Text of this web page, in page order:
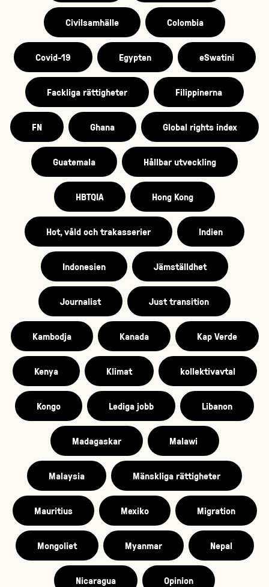
Civilsamhälle Colombia
Covid-19 Egypten eSwatini
Fackliga rättigheter Filippinerna
FN Ghana Global rights index
Guatemala Hållbar utveckling
HBTQIA Hong Kong
Hot, våld och trakasserier Indien
Indonesien Jämställdhet
Journalist Just transition
Kambodja Kanada Kap Verde
Kenya Klimat kollektivavtal
Kongo Lediga jobb Libanon
Madagaskar Malawi
Malaysia Mänskliga rättigheter
Mauritius Mexiko Migration
Mongoliet Myanmar Nepal
Nicaragua Opinion